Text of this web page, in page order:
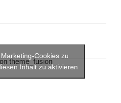
theme_fusion
Cookies zu
Inhalt zu aktivieren